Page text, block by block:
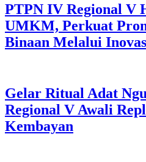
PTPN IV Regional V
UMKM, Perkuat
Binaan Melalui
Gelar Ritual Adat
Regional V Awali
Kembayan